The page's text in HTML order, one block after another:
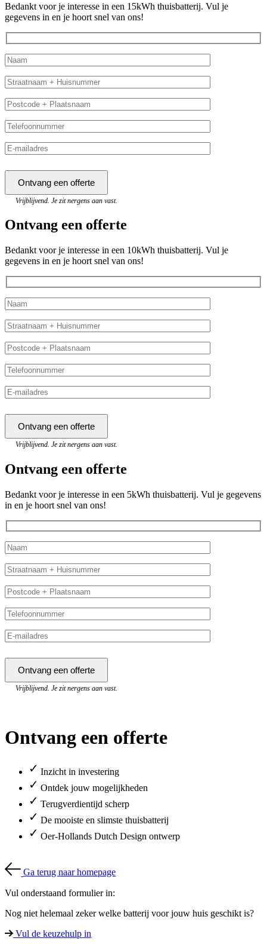
Bedankt voor je interesse in een 15kWh thuisbatterij. Vul je
gegevens in en je hoort snel van ons!
Vrijblijvend. Je zit nergens aan vast.
Ontvang een offerte
Bedankt voor je interesse in een 10kWh thuisbatterij. Vul je
gegevens in en je hoort snel van ons!
Vrijblijvend. Je zit nergens aan vast.
Ontvang een offerte
Bedankt voor je interesse in een 5kWh thuisbatterij. Vul je gegevens
in en je hoort snel van ons!
Vrijblijvend. Je zit nergens aan vast.
Ontvang een offerte
✓ Inzicht in investering
✓ Ontdek jouw mogelijkheden
✓ Terugverdientijd scherp
✓ De mooiste en slimste thuisbatterij
✓ Oer-Hollands Dutch Design ontwerp
Ga terug naar homepage
Vul onderstaand formulier in:
Nog niet helemaal zeker welke batterij voor jouw huis geschikt is?
Vul de keuzehulp in